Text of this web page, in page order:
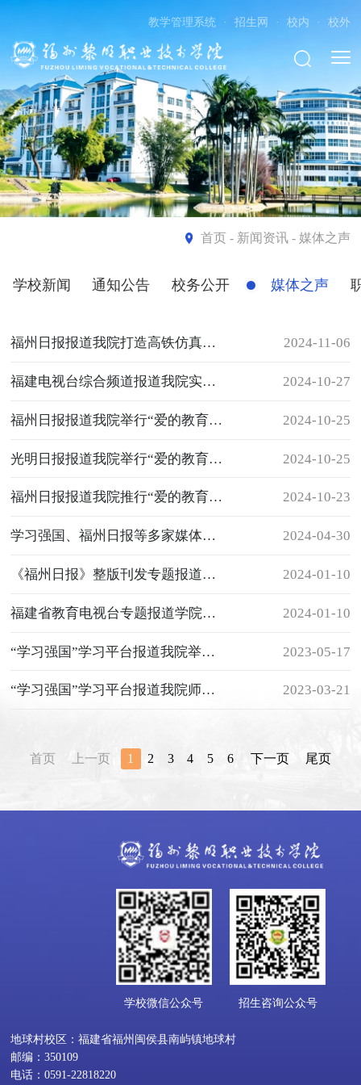
教学管理系统 · 招生网 · 校内 · 校外
首页- 新闻资讯 - 媒体之声
学校新闻 通知公告 校务公开 媒体之声
福州日报报道我院打造高铁仿真模拟舱实训室 2024-11-06
福建电视台综合频道报道我院实施校园文化特色品牌“爱的教育” 呵护学生成长 2024-10-27
福州日报报道我院举行“爱的教育”十六周年总结研讨表彰大会 2024-10-25
光明日报报道我院举行“爱的教育”十六周年总结研讨表彰大会 2024-10-25
福州日报报道我院推行“爱的教育”16年纪实 2024-10-23
学习强国、福州日报等多家媒体报道我院开展“劳动光荣 声动校园”活动 2024-04-30
《福州日报》整版刊发专题报道学院“爱的教育”十五周年纪实 2024-01-10
福建省教育电视台专题报道学院开展“爱的教育”十五周年总结交流会 2024-01-10
“学习强国”学习平台报道我院举行花艺技能作品展 2023-05-17
“学习强国”学习平台报道我院师生盆景作品展 2023-03-21
首页 上一页 1 2 3 4 5 6 下一页 尾页
学校微信公众号 招生咨询公众号
地球村校区：福建省福州闽侯县南屿镇地球村
邮编：350109
电话：0591-22818220